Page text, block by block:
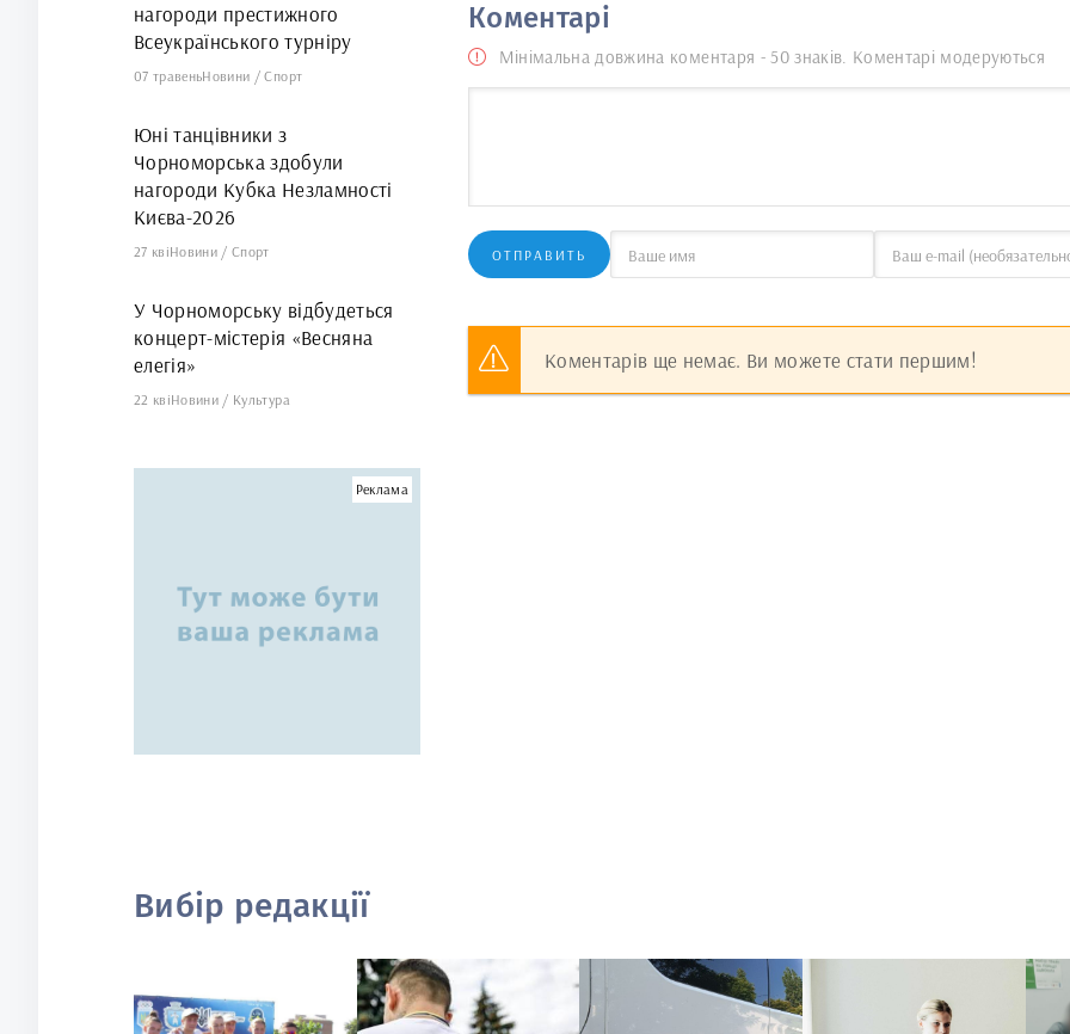
Коментарі
Мінімальна довжина коментаря - 50 знаків. Коментарі модеруються
ОТПРАВИТЬ
Коментарів ще немає. Ви можете стати першим!
нагороди престижного
Всеукраїнського турніру
07 травеньНовини /Спорт
Юні танцівники з
Чорноморська здобули
нагороди Кубка Незламності
Києва-2026
27 квіНовини /Спорт
У Чорноморську відбудеться
концерт-містерія «Весняна
елегія»
22 квіНовини / Культура
Реклама
Вибір редакції